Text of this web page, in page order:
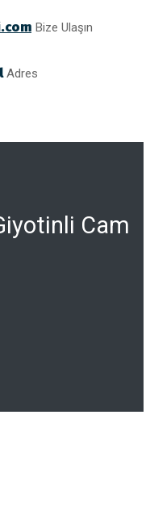
Bize Ulaşın
Adres
Cam